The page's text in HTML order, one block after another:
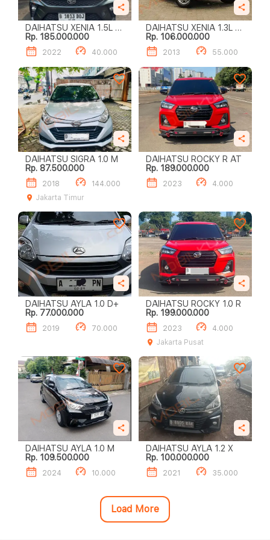
DAIHATSU XENIA 1.5L R
DELUXE A/T
Rp. 185.000.000
2022 40.000
DAIHATSU XENIA 1.3L X
A/T
Rp. 106.000.000
2013 55.000
DAIHATSU SIGRA 1.0 M
Rp. 87.500.000
2018
144.000
Jakarta Timur
DAIHATSU ROCKY R AT
Rp. 189.000.000
2023 4.000
DAIHATSU AYLA 1.0 D+
Rp. 77.000.000
2019 70.000
DAIHATSU ROCKY 1.0 R
Rp. 199.000.000
2023
4.000
Jakarta Pusat
DAIHATSU AYLA 1.0 M
Rp. 109.500.000
2024 10.000
DAIHATSU AYLA 1.2 X
Rp. 100.000.000
2021 35.000
Load More